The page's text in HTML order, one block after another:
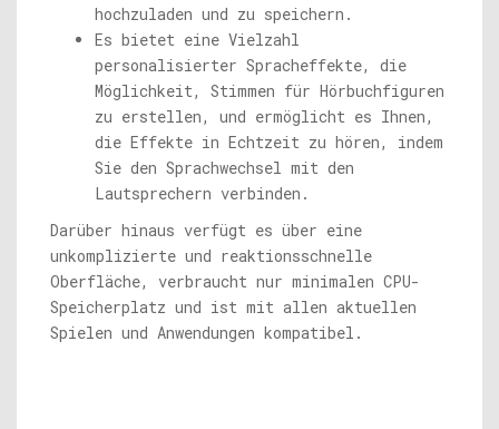
hochzuladen und zu speichern.
Es bietet eine Vielzahl
personalisierter Spracheffekte, die
Möglichkeit, Stimmen für Hörbuchfiguren
zu erstellen, und ermöglicht es Ihnen,
die Effekte in Echtzeit zu hören, indem
Sie den Sprachwechsel mit den
Lautsprechern verbinden.
Darüber hinaus verfügt es über eine
unkomplizierte und reaktionsschnelle
Oberfläche, verbraucht nur minimalen CPU-
Speicherplatz und ist mit allen aktuellen
Spielen und Anwendungen kompatibel.